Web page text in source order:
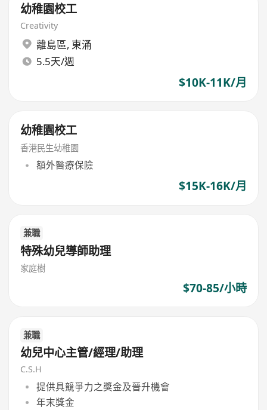
幼稚園校工
Creativity
離島區, 東涌
5.5天/週
$10K-11K/月
幼稚園校工
香港民生幼稚園
額外醫療保險
$15K-16K/月
兼職
特殊幼兒導師助理
家庭樹
$70-85/小時
兼職
幼兒中心主管/經理/助理
C.S.H
提供具競爭力之獎金及晉升機會
年末獎金